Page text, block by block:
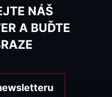
NÁŠ
A BUĎTE